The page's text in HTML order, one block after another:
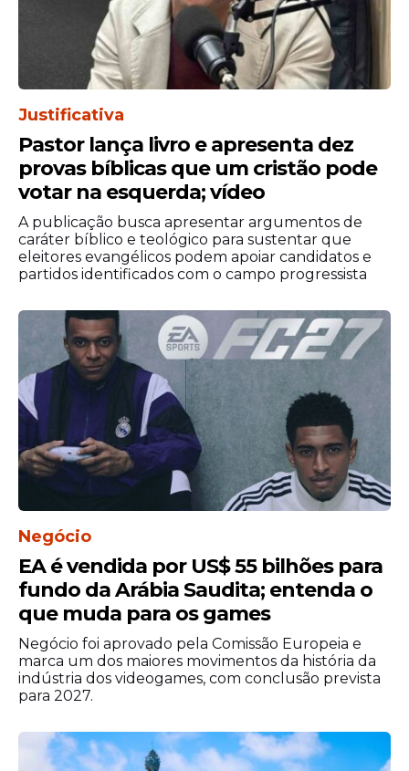
Justificativa
Pastor lança livro e apresenta dez
provas bíblicas que um cristão pode
votar na esquerda; vídeo
A publicação busca apresentar argumentos de
caráter bíblico e teológico para sustentar que
eleitores evangélicos podem apoiar candidatos e
partidos identificados com o campo progressista
Negócio
EA é vendida por US$ 55 bilhões para
fundo da Arábia Saudita; entenda o
que muda para os games
Negócio foi aprovado pela Comissão Europeia e
marca um dos maiores movimentos da história da
indústria dos videogames, com conclusão prevista
para 2027.